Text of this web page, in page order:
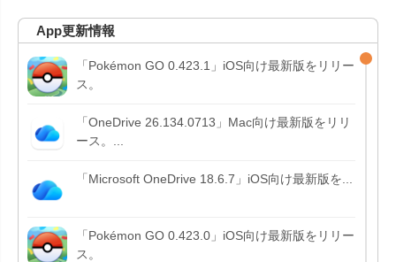
App更新情報
「Pokémon GO 0.423.1」iOS向け最新版をリリー
ス。
「OneDrive 26.134.0713」Mac向け最新版をリリ
ース。...
「Microsoft OneDrive 18.6.7」iOS向け最新版を...
「Pokémon GO 0.423.0」iOS向け最新版をリリー
ス。